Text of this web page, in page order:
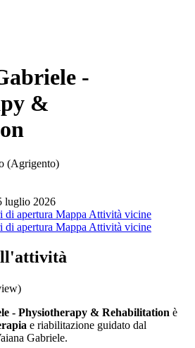
-
&
(Agrigento)
luglio 2026
di apertura Mappa Attività vicine
di apertura Mappa Attività vicine
- Physiotherapy & Rehabilitation è
e riabilitazione guidato dal
Gabriele.